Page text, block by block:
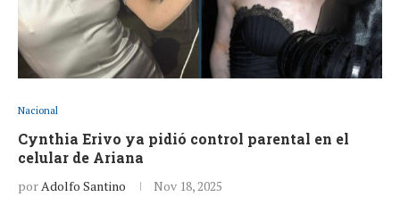
Nacional
Cynthia Erivo ya pidió control parental en el
celular de Ariana
porAdolfo Santino Nov 18, 2025